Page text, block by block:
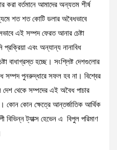
করা বর্তমানে আমাদের অন্যতম শীর্ষ
শত শত কোটি ডলার অবৈধভাবে
এই সম্পদ ফেরত আনার চেষ্টা
এবং অন্যান্য নানাবিধ
বাধাগ্রস্ত হচ্ছে। সংশ্লিষ্ট দেশগুলোর
সম্পদ পুনরুদ্ধারে সফল হব না। বিশ্বের
দেশ থেকে সম্পদের এই অবৈধ পাচার
কোন কোন ক্ষেত্রে আন্তর্জাতিক আর্থিক
বিভিন্ন ট্যাক্স হেভেন এ বিপুল পরিমাণ